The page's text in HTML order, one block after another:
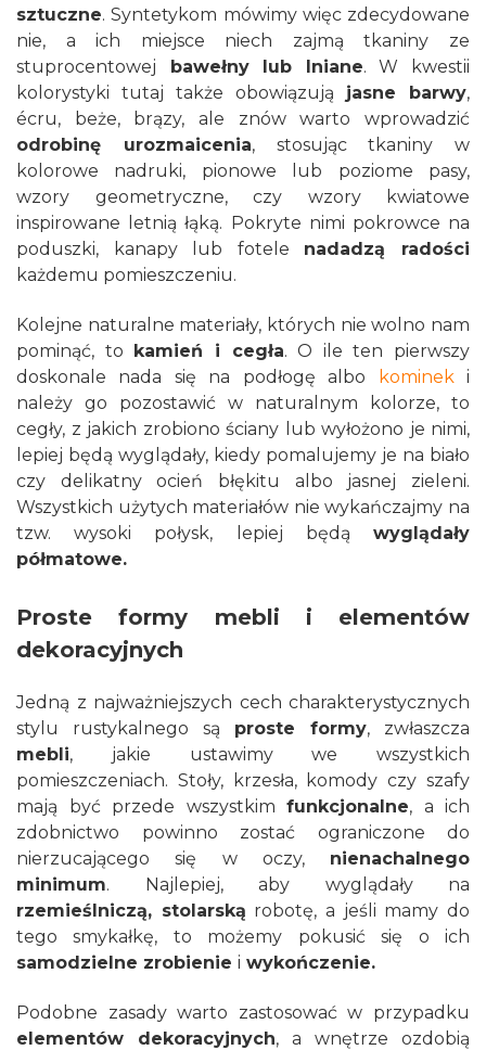
sztuczne. Syntetykom mówimy więc zdecydowane
nie, a ich miejsce niech zajmą tkaniny ze
stuprocentowej bawełny lub lniane. W kwestii
kolorystyki tutaj także obowiązują jasne barwy,
écru, beże, brązy, ale znów warto wprowadzić
odrobinę urozmaicenia, stosując tkaniny w
kolorowe nadruki, pionowe lub poziome pasy,
wzory geometryczne, czy wzory kwiatowe
inspirowane letnią łąką. Pokryte nimi pokrowce na
poduszki, kanapy lub fotele nadadzą radości
każdemu pomieszczeniu.
Kolejne naturalne materiały, których nie wolno nam
pominąć, to kamień i cegła. O ile ten pierwszy
doskonale nada się na podłogę albo
kominek i
należy go pozostawić w naturalnym kolorze, to
cegły, z jakich zrobiono ściany lub wyłożono je nimi,
lepiej będą wyglądały, kiedy pomalujemy je na biało
czy delikatny ocień błękitu albo jasnej zieleni.
Wszystkich użytych materiałów nie wykańczajmy na
tzw. wysoki połysk, lepiej będą wyglądały
półmatowe.
Proste formy mebli i elementów
dekoracyjnych
Jedną z najważniejszych cech charakterystycznych
stylu rustykalnego są proste formy, zwłaszcza
mebli, jakie ustawimy we wszystkich
pomieszczeniach. Stoły, krzesła, komody czy szafy
mają być przede wszystkim funkcjonalne, a ich
zdobnictwo powinno zostać ograniczone do
nierzucającego się w oczy, nienachalnego
minimum. Najlepiej, aby wyglądały na
rzemieślniczą, stolarską robotę, a jeśli mamy do
tego smykałkę, to możemy pokusić się o ich
samodzielne zrobienie i wykończenie.
Podobne zasady warto zastosować w przypadku
elementów dekoracyjnych, a wnętrze ozdobią